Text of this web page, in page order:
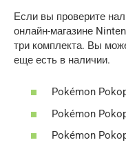
Если вы проверите
онлайн-магазине
три комплекта. Вы
еще есть в наличии.
Pokémon
Pokémon
Pokémon